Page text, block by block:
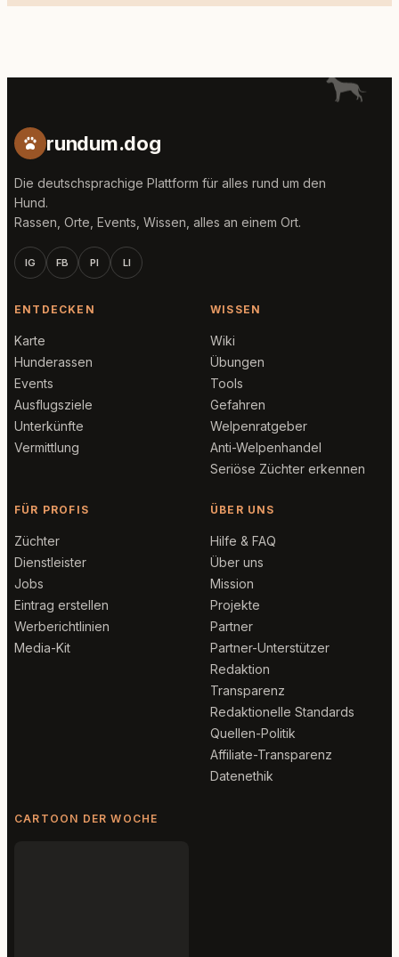
rundum.dog
Die deutschsprachige Plattform für alles rund um den
Hund.
Rassen, Orte, Events, Wissen, alles an einem Ort.
IG FB PI LI
ENTDECKEN
Karte
Hunderassen
Events
Ausflugsziele
Unterkünfte
Vermittlung
WISSEN
Wiki
Übungen
Tools
Gefahren
Welpenratgeber
Anti-Welpenhandel
Seriöse Züchter erkennen
FÜR PROFIS
Züchter
Dienstleister
Jobs
Eintrag erstellen
Werberichtlinien
Media-Kit
ÜBER UNS
Hilfe & FAQ
Über uns
Mission
Projekte
Partner
Partner-Unterstützer
Redaktion
Transparenz
Redaktionelle Standards
Quellen-Politik
Affiliate-Transparenz
Datenethik
CARTOON DER WOCHE